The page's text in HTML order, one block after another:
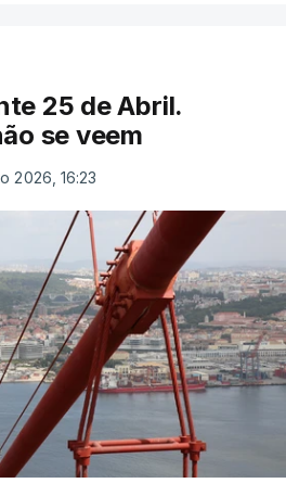
25 de Abril.
se veem
2026, 16:23